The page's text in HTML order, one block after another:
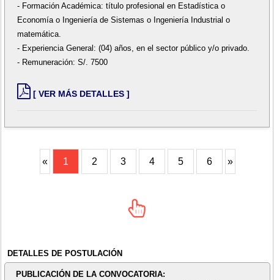
- Formación Académica: título profesional en Estadística o
Economía o Ingeniería de Sistemas o Ingeniería Industrial o
matemática.
- Experiencia General: (04) años, en el sector público y/o privado.
- Remuneración: S/. 7500
[ VER MÁS DETALLES ]
« 1 2 3 4 5 6 »
DETALLES DE POSTULACIÓN
PUBLICACIÓN DE LA CONVOCATORIA: